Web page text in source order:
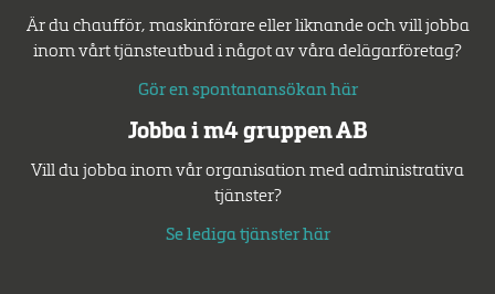
Är du chaufför, maskinförare eller liknande och vill jobba
inom vårt tjänsteutbud i något av våra delägarföretag?
Gör en spontanansökan här
Jobba i m4 gruppen AB
Vill du jobba inom vår organisation med administrativa
tjänster?
Se lediga tjänster här